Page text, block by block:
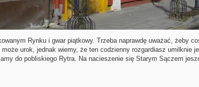
Rynku i gwar piątkowy. Trzeba naprawdę uważać, żeby
urok, jednak wiemy, że ten codzienny rozgardiasz umilknie
do pobliskiego Rytra. Na nacieszenie się Starym Sączem